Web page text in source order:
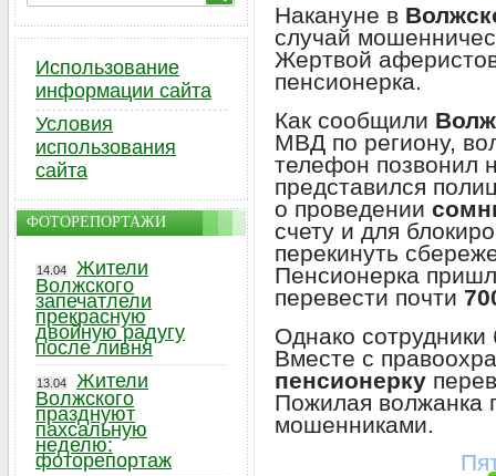
Накануне в
случай
Жертвой
пенсионерка.
Как сообщили
МВД по региону,
телефон позвонил
представился
о проведении
счету и для
перекинуть
Пенсионерка
перевести почти
Однако
Вместе с
пенсионерку
Пожилая волжанка
мошенниками.
Использование
информации сайта
Условия
использования
сайта
ФОТОРЕПОРТАЖИ
14.04
Жители
Волжского
запечатлели
прекрасную
двойную радугу
после ливня
13.04
Жители
Волжского
празднуют
пахсальную
неделю:
фоторепортаж